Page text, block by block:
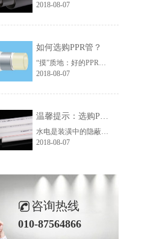
2018-08-07
如何选购PPR管？
“摸”质地：好的PPR水管100%是PPR原料(无任何添加料)质地纯正，表面光洁，手感柔和，伪PPR管手感光滑，一般来说，颗粒粗糙的很可能掺和了杂质。
2018-08-07
温馨提示：选购PPR管时需避开的四个误区
水电是装潢中的隐蔽工程，一旦出现问题的话，那将给自己的生活带来很大的麻烦。为了确保万无一失，大家需要把握好选材关和施工关。出于健康、环保的考虑，很多人都会选用PPR管作为水管，那么选购PPR管时应避开哪些误区呢?
2018-08-07
咨询热线
010-87564866